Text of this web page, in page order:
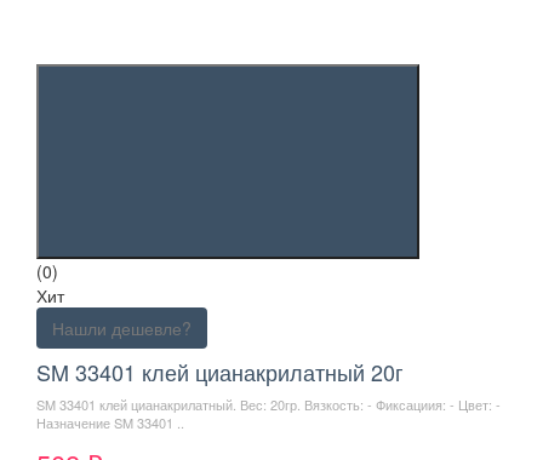
(0)
Хит
Нашли дешевле?
SM 33401 клей цианакрилатный 20г
SM 33401 клей цианакрилатный. Вес: 20гр. Вязкость: - Фиксациия: - Цвет: -
Назначение SM 33401 ..